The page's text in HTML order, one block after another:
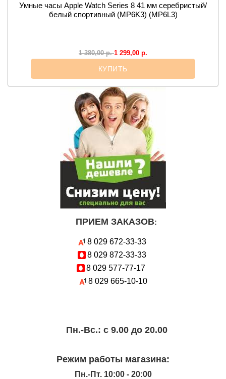
Умные часы Apple Watch Series 8 41 мм серебристый/
белый спортивный (MP6K3) (MP6L3)
1 380,00р. 1 299,00 р.
КУПИТЬ
ПРИЕМ ЗАКАЗОВ:
8 029 672-33-33
8 029 872-33-33
8 029 577-77-17
8 029 665-10-10
Пн.-Вc.: с 9.00 до 20.00
Режим работы магазина:
Пн.-Пт. 10:00 - 20:00